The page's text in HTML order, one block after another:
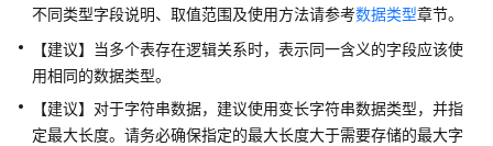
权
设
计
规
不同类型字段说明、取值范围及使用方法请参考数据类型章节。
【建议】当多个表存在逻辑关系时，表示同一含义的字段应该使
用相同的数据类型。
【建议】对于字符串数据，建议使用变长字符串数据类型，并指
定最大长度。请务必确保指定的最大长度大于需要存储的最大字